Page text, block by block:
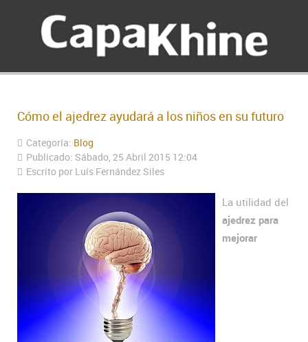
Cómo el ajedrez ayudará a los niños en su futuro
Categoría: Blog
Publicado: Sábado, 25 Abril 2015 12:04
Escrito por Luís Fernández Siles
La utilidad del
ajedrez para
mejorar